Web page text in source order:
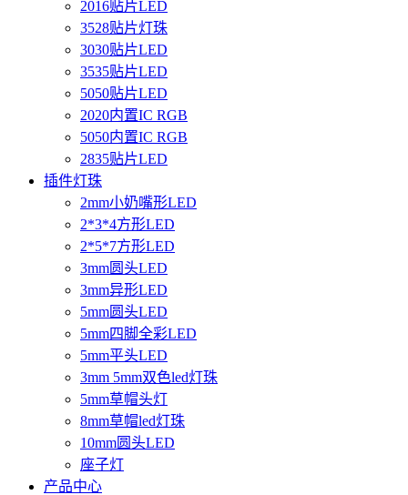
2016贴片LED
3528贴片灯珠
3030贴片LED
3535贴片LED
5050贴片LED
2020内置IC RGB
5050内置IC RGB
2835贴片LED
插件灯珠
2mm小奶嘴形LED
2*3*4方形LED
2*5*7方形LED
3mm圆头LED
3mm异形LED
5mm圆头LED
5mm四脚全彩LED
5mm平头LED
3mm 5mm双色led灯珠
5mm草帽头灯
8mm草帽led灯珠
10mm圆头LED
座子灯
产品中心